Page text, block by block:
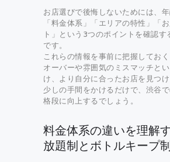
お店選びで後悔しないためには、
「料金体系」「エリアの特性」「
ト」という3つのポイントを確認す
です。
これらの情報を事前に把握してお
オーバーや雰囲気のミスマッチと
け、より自分に合ったお店を見つけ
少しの手間をかけるだけで、渋谷
格段に向上するでしょう。
料金体系の違いを理解
放題制とボトルキープ制